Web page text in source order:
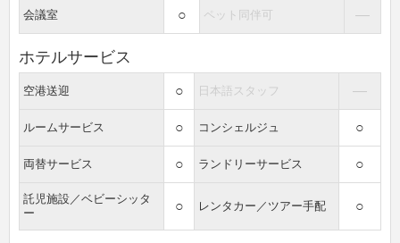
会議室 ○ ペット同伴可 ―
ホテルサービス
空港送迎 ○ 日本語スタッフ ―
ルームサービス ○ コンシェルジュ ○
両替サービス ○ ランドリーサービス ○
託児施設／ベビーシッタ
ー
○ レンタカー／ツアー手配 ○